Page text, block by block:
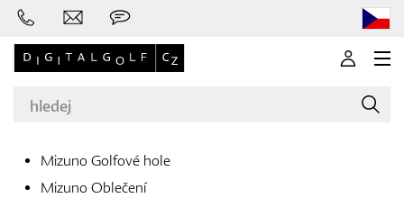
Mizuno Golfové hole
Mizuno Oblečení